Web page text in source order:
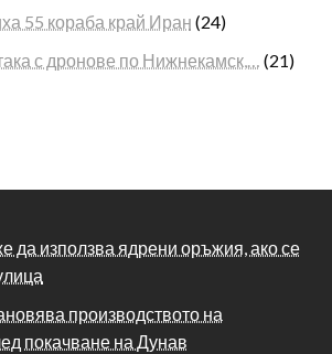
55 кораба край Иран (24)
с дронове по Нижнекамск,… (21)
да използва ядрени оръжия, ако се
производството на
покачване на Дунав